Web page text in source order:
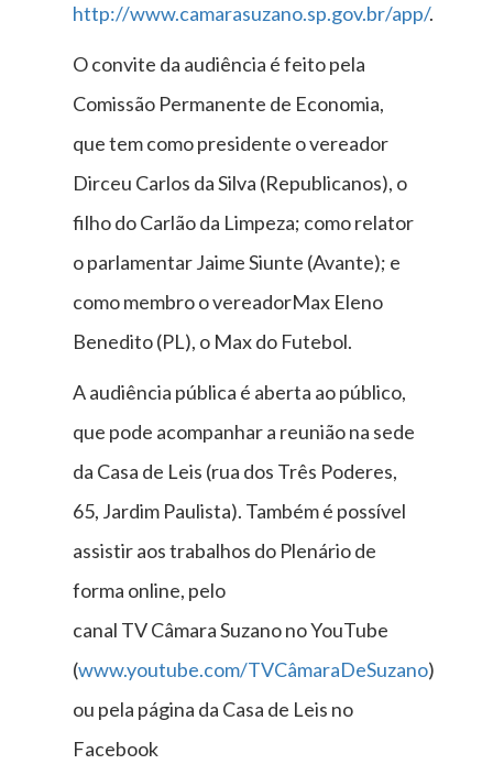
http://www.camarasuzano.sp.gov.br/app/.
O convite da audiência é feito pela
Comissão Permanente de Economia,
que tem como presidente o vereador
Dirceu Carlos da Silva (Republicanos), o
filho do Carlão da Limpeza; como relator
o parlamentar Jaime Siunte (Avante); e
como membro o vereadorMax Eleno
Benedito (PL), o Max do Futebol.
A audiência pública é aberta ao público,
que pode acompanhar a reunião na sede
da Casa de Leis (rua dos Três Poderes,
65, Jardim Paulista). Também é possível
assistir aos trabalhos do Plenário de
forma online, pelo
canal TV Câmara Suzano no YouTube
(www.youtube.com/TVCâmaraDeSuzano)
ou pela página da Casa de Leis no
Facebook